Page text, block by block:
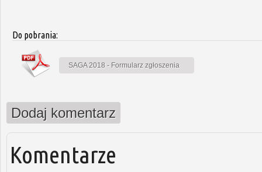
Do pobrania:
SAGA 2018 - Formularz zgłoszenia
Dodaj komentarz
Komentarze